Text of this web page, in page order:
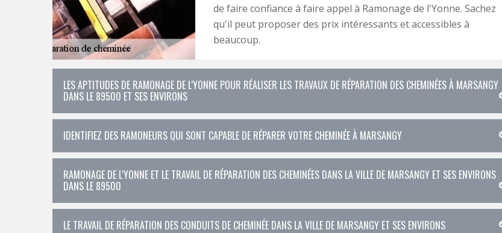
de faire confiance à faire appel à Ramonage de l'Yonne. Sachez
qu'il peut proposer des prix intéressants et accessibles à
beaucoup.
LES APTITUDES DE RAMONAGE DE L'YONNE POUR RÉALISER LES TRAVAUX DE RÉPARATION DES CHEMINÉES À MARSANGY
DANS LE 89500 ET SES ENVIRONS
IDENTIFIEZ DES RAMONEURS QUI SONT CAPABLE DE RÉPARER VOTRE CHEMINÉE À MARSANGY
RAMONAGE DE L'YONNE ET LE TRAVAIL DE RÉPARATION DES CHEMINÉES DANS LA VILLE DE MARSANGY ET SES ENVIRONS
DANS LE 89500
LE TRAVAIL DE RÉPARATION DES CONDUITS DE CHEMINÉE DANS LA VILLE DE MARSANGY ET SES ENVIRONS